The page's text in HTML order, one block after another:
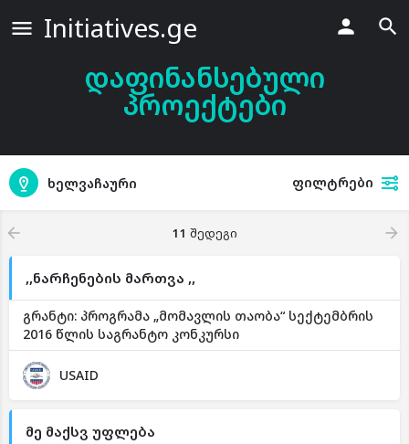
Initiatives.ge
დაფინანსებული
პროექტები
ხელვაჩაური ფილტრები
11 შედეგი
,,ნარჩენების მართვა ,,
გრანტი: პროგრამა „მომავლის თაობა“ სექტემბრის
2016 წლის საგრანტო კონკურსი
USAID
მე მაქსვ უფლება